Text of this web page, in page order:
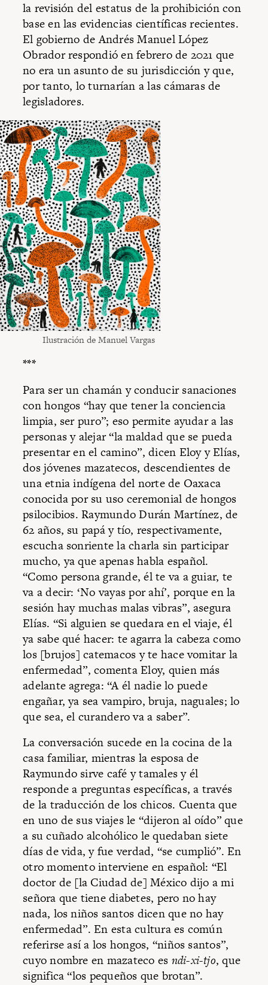
la revisión del estatus de la prohibición con
base en las evidencias científicas recientes.
El gobierno de Andrés Manuel López
Obrador respondió en febrero de 2021 que
no era un asunto de su jurisdicción y que,
por tanto, lo turnarían a las cámaras de
legisladores.
Ilustración de Manuel Vargas
***
Para ser un chamán y conducir sanaciones
con hongos “hay que tener la conciencia
limpia, ser puro”; eso permite ayudar a las
personas y alejar “la maldad que se pueda
presentar en el camino”, dicen Eloy y Elías,
dos jóvenes mazatecos, descendientes de
una etnia indígena del norte de Oaxaca
conocida por su uso ceremonial de hongos
psilocibios. Raymundo Durán Martínez, de
62 años, su papá y tío, respectivamente,
escucha sonriente la charla sin participar
mucho, ya que apenas habla español.
“Como persona grande, él te va a guiar, te
va a decir: ‘No vayas por ahí’, porque en la
sesión hay muchas malas vibras”, asegura
Elías. “Si alguien se quedara en el viaje, él
ya sabe qué hacer: te agarra la cabeza como
los [brujos] catemacos y te hace vomitar la
enfermedad”, comenta Eloy, quien más
adelante agrega: “A él nadie lo puede
engañar, ya sea vampiro, bruja, naguales; lo
que sea, el curandero va a saber”.
La conversación sucede en la cocina de la
casa familiar, mientras la esposa de
Raymundo sirve café y tamales y él
responde a preguntas específicas, a través
de la traducción de los chicos. Cuenta que
en uno de sus viajes le “dijeron al oído” que
a su cuñado alcohólico le quedaban siete
días de vida, y fue verdad, “se cumplió”. En
otro momento interviene en español: “El
doctor de [la Ciudad de] México dijo a mi
señora que tiene diabetes, pero no hay
nada, los niños santos dicen que no hay
enfermedad”. En esta cultura es común
referirse así a los hongos, “niños santos”,
cuyo nombre en mazateco es ndi-xi-tjo, que
significa “los pequeños que brotan”.